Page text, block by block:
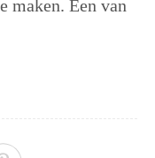
maken. Een van